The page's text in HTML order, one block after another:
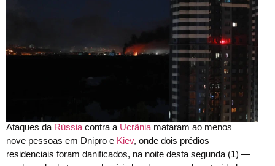
Ataques da Rússia contra a Ucrânia mataram ao menos
nove pessoas em Dnipro e Kiev, onde dois prédios
residenciais foram danificados, na noite desta segunda (1) —